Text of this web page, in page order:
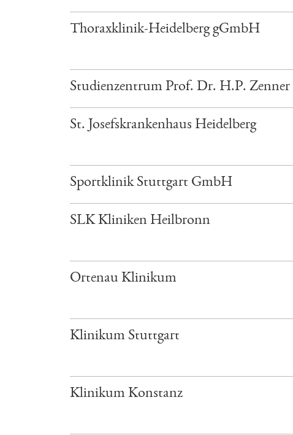
Thoraxklinik-Heidelberg gGmbH
Studienzentrum Prof. Dr. H.P. Zenner
St. Josefskrankenhaus Heidelberg
Sportklinik Stuttgart GmbH
SLK Kliniken Heilbronn
Ortenau Klinikum
Klinikum Stuttgart
Klinikum Konstanz